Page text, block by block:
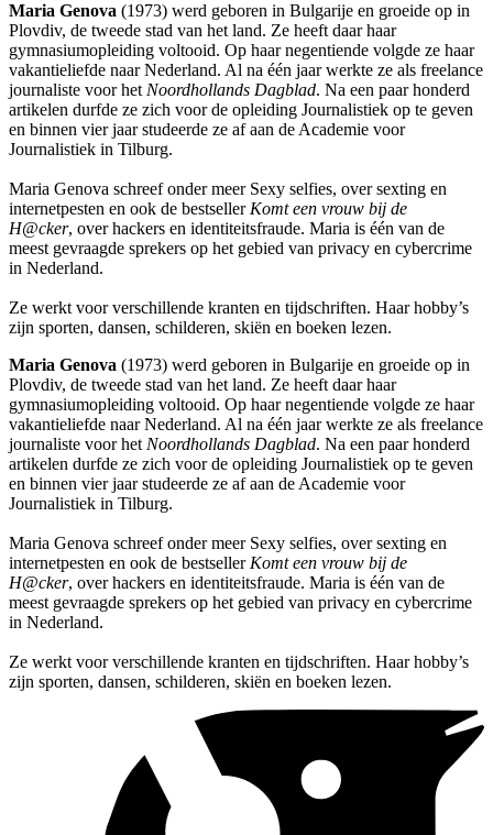
Maria Genova (1973) werd geboren in Bulgarije en groeide op in
Plovdiv, de tweede stad van het land. Ze heeft daar haar
gymnasiumopleiding voltooid. Op haar negentiende volgde ze haar
vakantieliefde naar Nederland. Al na één jaar werkte ze als freelance
journaliste voor het Noordhollands Dagblad. Na een paar honderd
artikelen durfde ze zich voor de opleiding Journalistiek op te geven
en binnen vier jaar studeerde ze af aan de Academie voor
Journalistiek in Tilburg.
Maria Genova schreef onder meer Sexy selfies, over sexting en
internetpesten en ook de bestseller Komt een vrouw bij de
H@cker, over hackers en identiteitsfraude. Maria is één van de
meest gevraagde sprekers op het gebied van privacy en cybercrime
in Nederland.
Ze werkt voor verschillende kranten en tijdschriften. Haar hobby’s
zijn sporten, dansen, schilderen, skiën en boeken lezen.
Maria Genova (1973) werd geboren in Bulgarije en groeide op in
Plovdiv, de tweede stad van het land. Ze heeft daar haar
gymnasiumopleiding voltooid. Op haar negentiende volgde ze haar
vakantieliefde naar Nederland. Al na één jaar werkte ze als freelance
journaliste voor het Noordhollands Dagblad. Na een paar honderd
artikelen durfde ze zich voor de opleiding Journalistiek op te geven
en binnen vier jaar studeerde ze af aan de Academie voor
Journalistiek in Tilburg.
Maria Genova schreef onder meer Sexy selfies, over sexting en
internetpesten en ook de bestseller Komt een vrouw bij de
H@cker, over hackers en identiteitsfraude. Maria is één van de
meest gevraagde sprekers op het gebied van privacy en cybercrime
in Nederland.
Ze werkt voor verschillende kranten en tijdschriften. Haar hobby’s
zijn sporten, dansen, schilderen, skiën en boeken lezen.